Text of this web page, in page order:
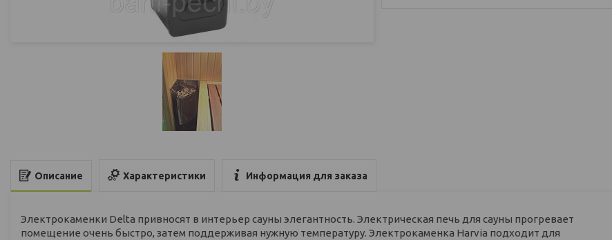
Описание Характеристики Информация для заказа
Электрокаменки Delta привносят в интерьер сауны элегантность. Электрическая печь для сауны прогревает
помещение очень быстро, затем поддерживая нужную температуру. Электрокаменка Harvia подходит для